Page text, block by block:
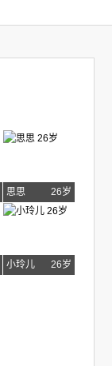
思思 26岁
小玲儿 26岁